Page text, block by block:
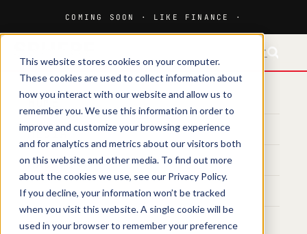
This website stores cookies on your computer.
These cookies are used to collect information about
how you interact with our website and allow us to
remember you. We use this information in order to
improve and customize your browsing experience
and for analytics and metrics about our visitors both
on this website and other media. To find out more
about the cookies we use, see our Privacy Policy.
If you decline, your information won’t be tracked
when you visit this website. A single cookie will be
used in your browser to remember your preference
HOME
MEDIA
MAGAZINE
EVENTS
TRAINING